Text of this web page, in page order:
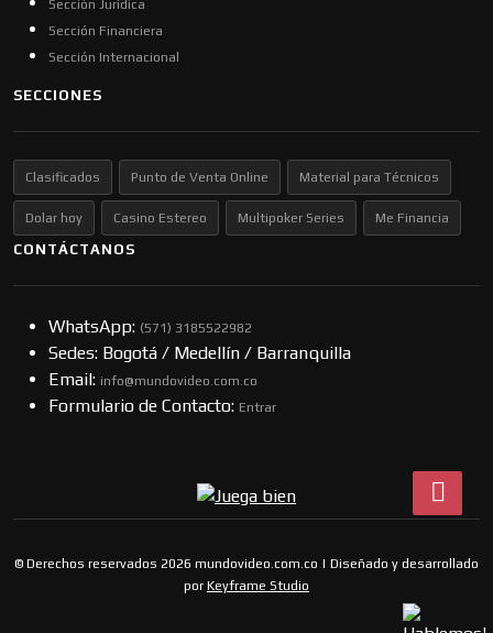
Sección Jurídica
Sección Financiera
Sección Internacional
SECCIONES
Clasificados Punto de Venta Online Material para Técnicos
Dolar hoy Casino Estereo Multipoker Series Me Financia
CONTÁCTANOS
WhatsApp: (57​​1) 3185522982
Sedes: Bogotá / Medellín / Barranquilla
Email: info@mundovideo.com.co
Formulario de Contacto: Entrar
© Derechos reservados 2026 mundovideo.com.co | Diseñado y desarrollado
por Keyframe Studio